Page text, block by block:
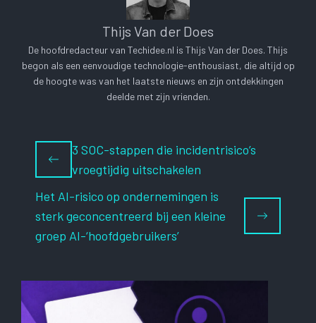
Thijs Van der Does
De hoofdredacteur van Techidee.nl is Thijs Van der Does. Thijs
begon als een eenvoudige technologie-enthousiast, die altijd op
de hoogte was van het laatste nieuws en zijn ontdekkingen
deelde met zijn vrienden.
3 SOC-stappen die incidentrisico’s
vroegtijdig uitschakelen
Het AI-risico op ondernemingen is
sterk geconcentreerd bij een kleine
groep AI-‘hoofdgebruikers’